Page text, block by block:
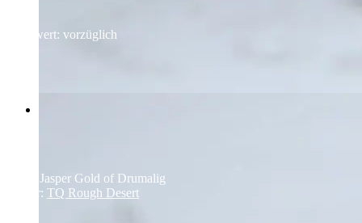
Formwert: vorzüglich
Vater: Jasper Gold of Drumalig
Mutter: TQ Rough Desert